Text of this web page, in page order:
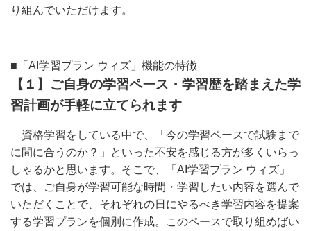
り組んでいただけます。
■「AI学習プラン ウィズ」 機能の特徴
【１】ご自身の学習ペース・学習歴を踏まえた学
習計画が手軽に立てられます
資格学習をしている中で、「今の学習ペースで試験まで
に間に合うのか？」といった不安を感じる方が多くいらっ
しゃるかと思います。そこで、「AI学習プラン ウィズ」
では、
ご自身が学習可能な時間・学習したい内容を選んで
いただくことで 、それぞれの日にやるべき学習内容を提案
する学習プランを個別に作成。このペースで取り組めばい